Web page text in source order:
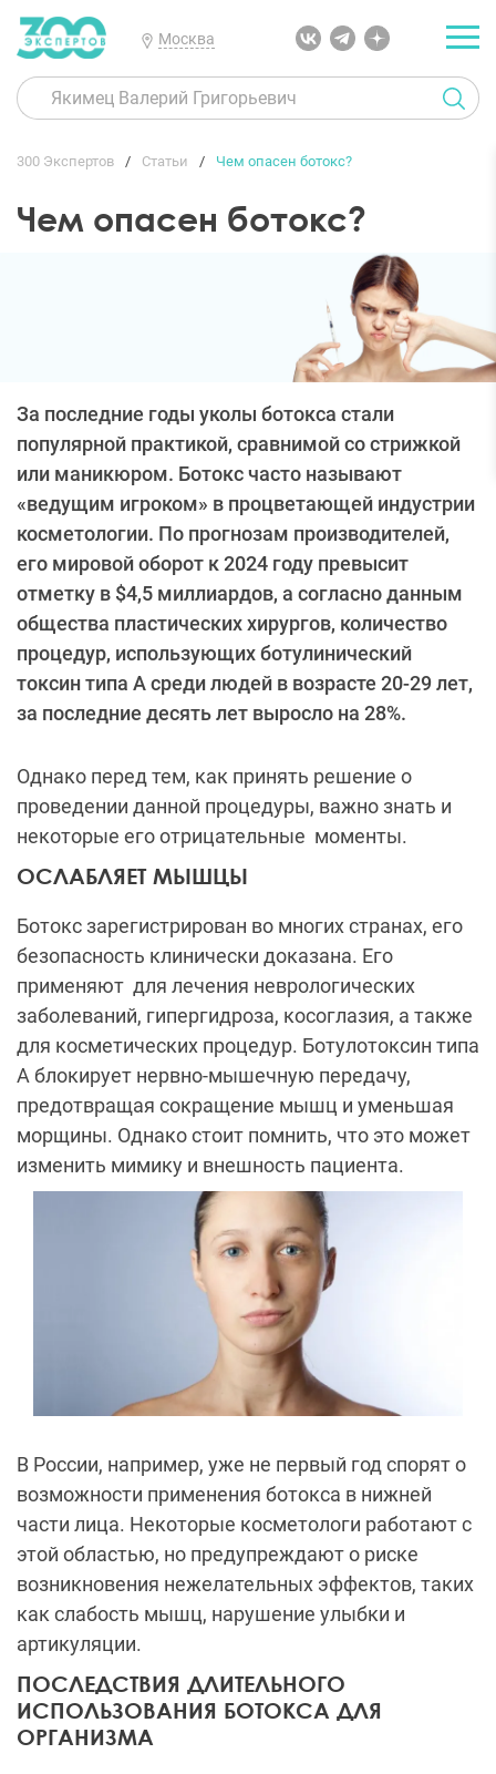
Москва
300 Экспертов Статьи Чем опасен ботокс?
Чем опасен ботокс?
За последние годы уколы ботокса стали
популярной практикой, сравнимой со стрижкой
или маникюром. Ботокс часто называют
«ведущим игроком» в процветающей индустрии
косметологии. По прогнозам производителей,
его мировой оборот к 2024 году превысит
отметку в $4,5 миллиардов, а согласно данным
общества пластических хирургов, количество
процедур, использующих ботулинический
токсин типа А среди людей в возрасте 20-29 лет,
за последние десять лет выросло на 28%.
Однако перед тем, как принять решение о
проведении данной процедуры, важно знать и
некоторые его отрицательные моменты.
ОСЛАБЛЯЕТ МЫШЦЫ
Ботокс зарегистрирован во многих странах, его
безопасность клинически доказана. Его
применяют для лечения неврологических
заболеваний, гипергидроза, косоглазия, а также
для косметических процедур. Ботулотоксин типа
А блокирует нервно-мышечную передачу,
предотвращая сокращение мышц и уменьшая
морщины. Однако стоит помнить, что это может
изменить мимику и внешность пациента.
В России, например, уже не первый год спорят о
возможности применения ботокса в нижней
части лица. Некоторые косметологи работают с
этой областью, но предупреждают о риске
возникновения нежелательных эффектов, таких
как слабость мышц, нарушение улыбки и
артикуляции.
ПОСЛЕДСТВИЯ ДЛИТЕЛЬНОГО
ИСПОЛЬЗОВАНИЯ БОТОКСА ДЛЯ
ОРГАНИЗМА